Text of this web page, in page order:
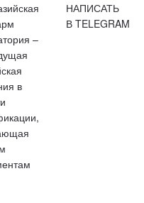
НАПИСАТЬ
В TELEGRAM